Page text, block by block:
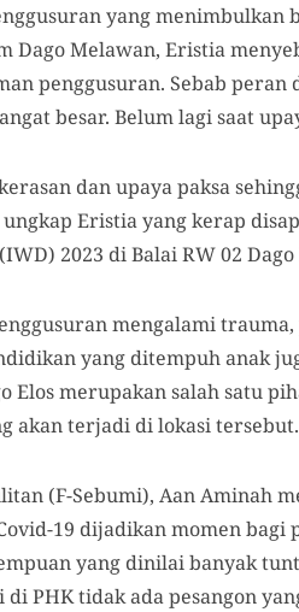
yang menimbulkan
Dago Melawan, Eristia
penggusuran. Sebab
besar. Belum lagi saat
dan upaya paksa
Eristia yang kerap
2023 di Balai RW 02
mengalami
yang ditempuh anak
Elos merupakan salah satu
akan terjadi di lokasi tersebut.
(F-Sebumi), Aan Aminah
19 dijadikan momen
yang dinilai banyak
PHK tidak ada pesangon